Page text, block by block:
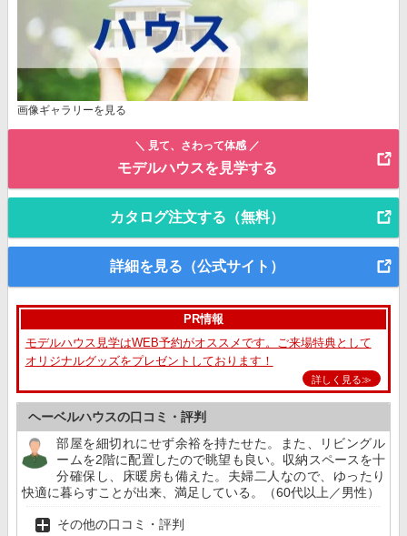
画像ギャラリーを見る
＼ 見て、さわって体感 ／
モデルハウスを見学する
カタログ注文する（無料）
詳細を見る（公式サイト）
PR情報
モデルハウス見学はWEB予約がオススメです。ご来場特典として
オリジナルグッズをプレゼントしております！
詳しく見る≫
ヘーベルハウスの口コミ・評判
部屋を細切れにせず余裕を持たせた。また、リビングル
ームを2階に配置したので眺望も良い。収納スペースを十
分確保し、床暖房も備えた。夫婦二人なので、ゆったり
快適に暮らすことが出来、満足している。（60代以上／男性）
その他の口コミ・評判